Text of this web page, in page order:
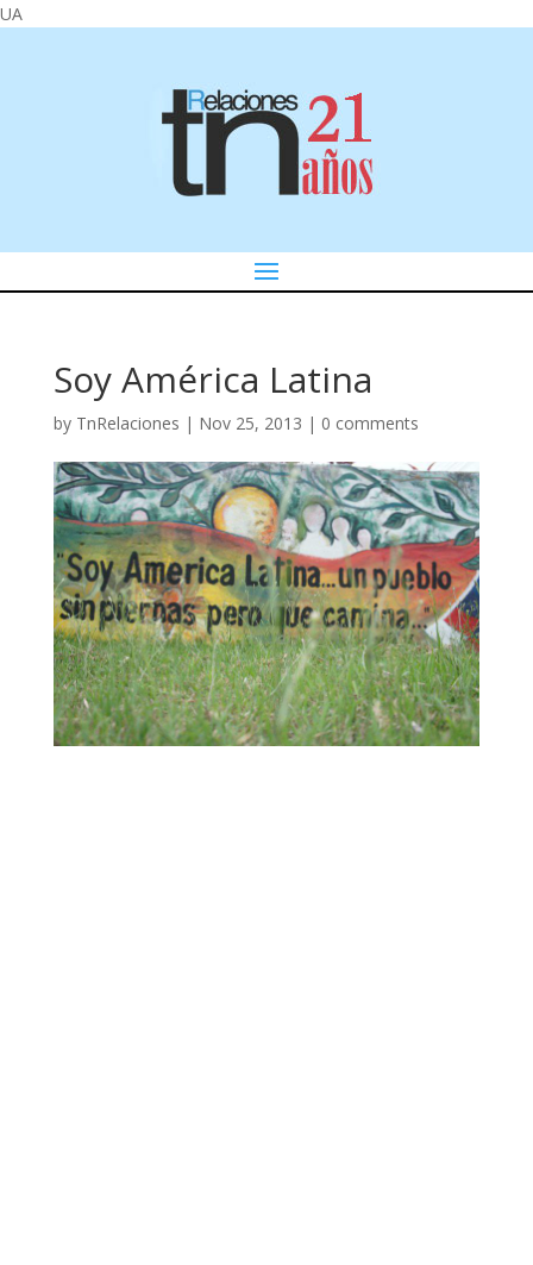
UA
Soy América Latina
by TnRelaciones | Nov 25, 2013 | 0 comments